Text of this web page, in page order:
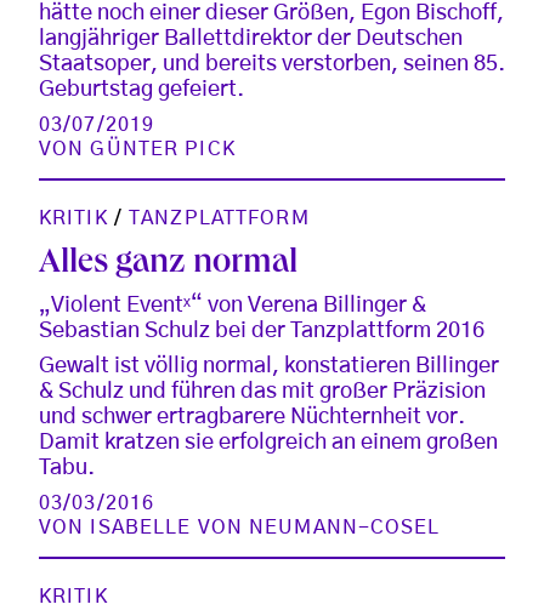
hätte noch einer dieser Größen, Egon Bischoff,
langjähriger Ballettdirektor der Deutschen
Staatsoper, und bereits verstorben, seinen 85.
Geburtstag gefeiert.
03/07/2019
VONGÜNTER PICK
KRITIK /TANZPLATTFORM
Alles ganz normal
„Violent Eventˣ“ von Verena Billinger &
Sebastian Schulz bei der Tanzplattform 2016
Gewalt ist völlig normal, konstatieren Billinger
& Schulz und führen das mit großer Präzision
und schwer ertragbarere Nüchternheit vor.
Damit kratzen sie erfolgreich an einem großen
Tabu.
03/03/2016
VON
ISABELLE VON NEUMANN-COSEL
KRITIK